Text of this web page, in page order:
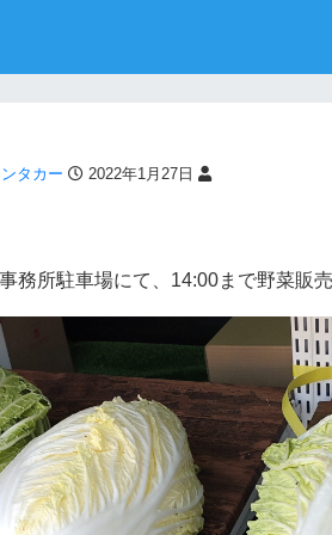
タカー 2022年1月27日
務所駐車場にて、14:00まで野菜販